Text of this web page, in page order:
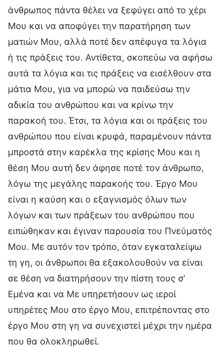
άνθρωπος πάντα θέλει να ξεφύγει από το χέρι
Μου και να αποφύγει την παρατήρηση των
ματιών Μου, αλλά ποτέ δεν απέφυγα τα λόγια
ή τις πράξεις του. Αντίθετα, σκοπεύω να αφήσω
αυτά τα λόγια και τις πράξεις να εισέλθουν στα
μάτια Μου, για να μπορώ να παιδεύσω την
αδικία του ανθρώπου και να κρίνω την
παρακοή του. Έτσι, τα λόγια και οι πράξεις του
ανθρώπου που είναι κρυφά, παραμένουν πάντα
μπροστά στην καρέκλα της κρίσης Μου και η
θέση Μου αυτή δεν άφησε ποτέ τον άνθρωπο,
λόγω της μεγάλης παρακοής του. Έργο Μου
είναι η καύση και ο εξαγνισμός όλων των
λόγων και των πράξεων του ανθρώπου που
ειπώθηκαν και έγιναν παρουσία του Πνεύματός
Μου. Με αυτόν τον τρόπο, όταν εγκαταλείψω
τη γη, οι άνθρωποι θα εξακολουθούν να είναι
σε θέση να διατηρήσουν την πίστη τους σ’
Εμένα και να Με υπηρετήσουν ως ιεροί
υπηρέτες Μου στο έργο Μου, επιτρέποντας στο
έργο Μου στη γη να συνεχιστεί μέχρι την ημέρα
που θα ολοκληρωθεί.